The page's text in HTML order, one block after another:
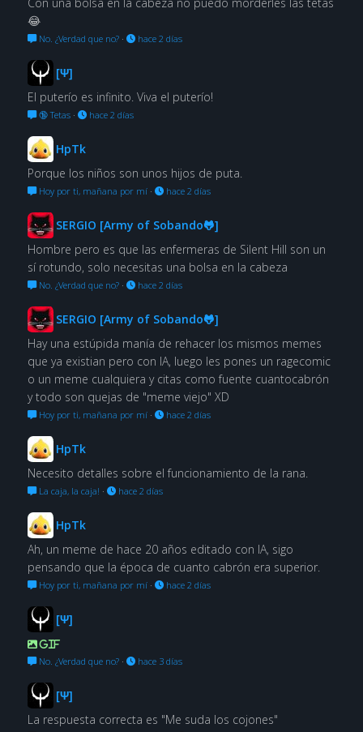
😂
No. ¿Verdad que no?· hace 2 días
[Ψ]
El puterío es infinito. Viva el puterío!
🔞 Tetas· hace 2 días
HpTk
Porque los niños son unos hijos de puta.
Hoy por ti, mañana por mí· hace 2 días
SERGIO [Army of Sobando🐸]
Hombre pero es que las enfermeras de Silent Hill son un
sí rotundo, solo necesitas una bolsa en la cabeza
No. ¿Verdad que no?· hace 2 días
SERGIO [Army of Sobando🐸]
Hay una estúpida manía de rehacer los mismos memes
que ya existian pero con IA, luego les pones un ragecomic
o un meme cualquiera y citas como fuente cuantocabrón
y todo son quejas de "meme viejo" XD
Hoy por ti, mañana por mí· hace 2 días
HpTk
Necesito detalles sobre el funcionamiento de la rana.
La caja, la caja! · hace 2 días
HpTk
Ah, un meme de hace 20 años editado con IA, sigo
pensando que la época de cuanto cabrón era superior.
Hoy por ti, mañana por mí· hace 2 días
[Ψ]
GIF
No. ¿Verdad que no?· hace 3 días
[Ψ]
La respuesta correcta es "Me suda los cojones"